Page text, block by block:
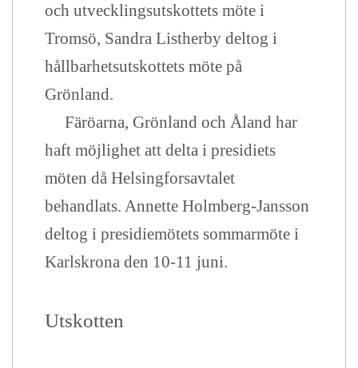
och utvecklingsutskottets möte i
Tromsö, Sandra Listherby deltog i
hållbarhetsutskottets möte på
Grönland.
Färöarna, Grönland och Åland har
haft möjlighet att delta i presidiets
möten då Helsingforsavtalet
behandlats. Annette Holmberg-Jansson
deltog i presidiemötets sommarmöte i
Karlskrona den 10-11 juni.
Utskotten